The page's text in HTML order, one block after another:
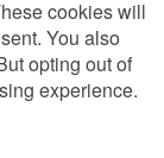
cookies will
You also
opting out of
experience.